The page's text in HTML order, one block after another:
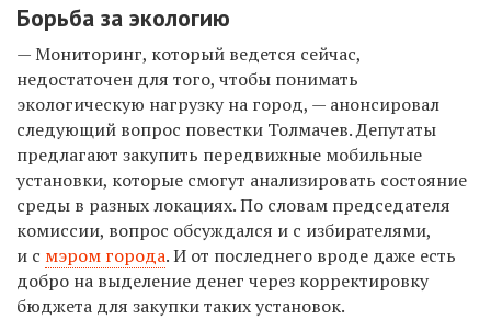
Борьба за экологию
— Мониторинг, который ведется сейчас,
недостаточен для того, чтобы понимать
экологическую нагрузку на город, — анонсировал
следующий вопрос повестки Толмачев. Депутаты
предлагают закупить передвижные мобильные
установки, которые смогут анализировать состояние
среды в разных локациях. По словам председателя
комиссии, вопрос обсуждался и с избирателями,
и с мэром города. И от последнего вроде даже есть
добро на выделение денег через корректировку
бюджета для закупки таких установок.